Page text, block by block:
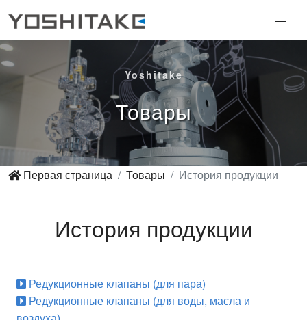
Yoshitake
Товары
Первая страница Товары История продукции
История продукции
Редукционные клапаны (для пара)
Редукционные клапаны (для воды, масла и